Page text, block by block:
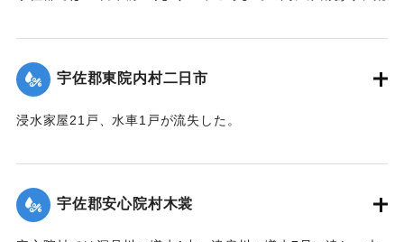
壊。橋梁が2箇所流失した。
【出典：大分新聞 大正12年6月22日 朝刊4面】
｜固有コード:00275042
宇佐郡東院内村二日市
浸水家屋21戸、水車1戸が流失した。
｜固有コード:00275043
宇佐郡安心院村木裳